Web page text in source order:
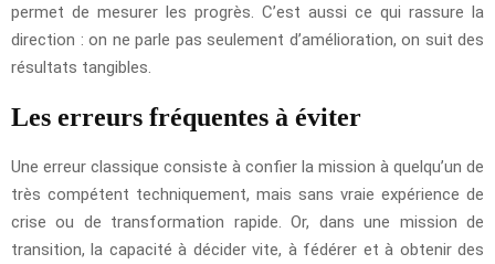
permet de mesurer les progrès. C’est aussi ce qui rassure la
direction : on ne parle pas seulement d’amélioration, on suit des
résultats tangibles.
Les erreurs fréquentes à éviter
Une erreur classique consiste à confier la mission à quelqu’un de
très compétent techniquement, mais sans vraie expérience de
crise ou de transformation rapide. Or, dans une mission de
transition, la capacité à décider vite, à fédérer et à obtenir des